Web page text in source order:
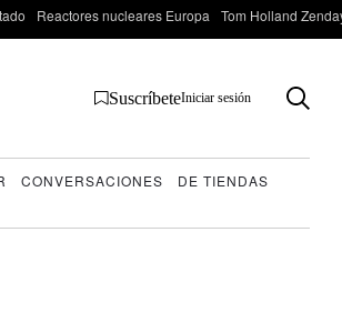
Reactores nucleares Europa Tom Holland
SuscríbeteIniciar sesión
CONVERSACIONES
DE TIENDAS